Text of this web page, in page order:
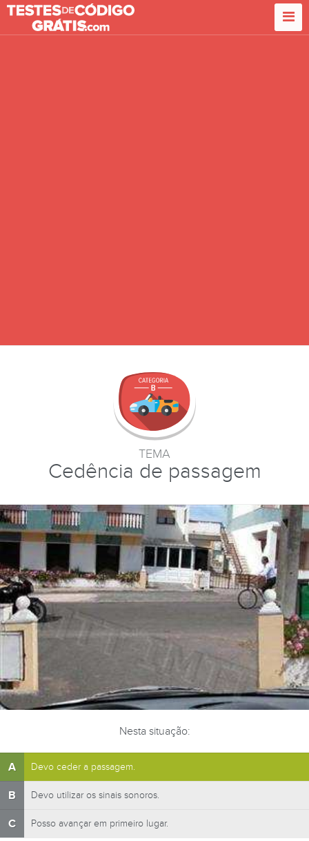
TEMA
Cedência de passagem
Nesta situação:
A Devo ceder a passagem.
B Devo utilizar os sinais sonoros.
C Posso avançar em primeiro lugar.